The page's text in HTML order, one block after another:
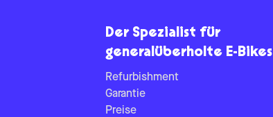
Der Spezialist für
generalüberholte E-Bikes
Refurbishment
Garantie
Preise